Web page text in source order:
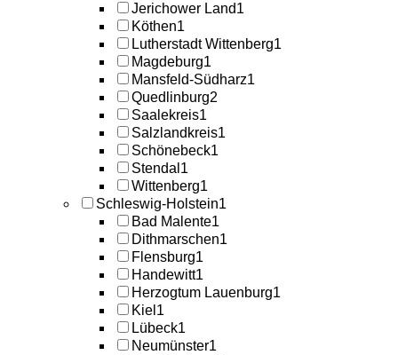
Jerichower Land1
Köthen1
Lutherstadt Wittenberg1
Magdeburg1
Mansfeld-Südharz1
Quedlinburg2
Saalekreis1
Salzlandkreis1
Schönebeck1
Stendal 1
Wittenberg1
Schleswig-Holstein1
Bad Malente1
Dithmarschen1
Flensburg1
Handewitt1
Herzogtum Lauenburg1
Kiel 1
Lübeck1
Neumünster1